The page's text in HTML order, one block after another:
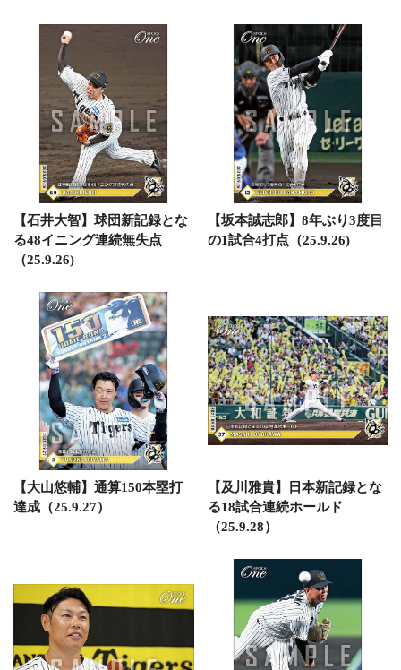
【石井大智】球団新記録とな
る48イニング連続無失点
（25.9.26)
【坂本誠志郎】8年ぶり3度目
の1試合4打点（25.9.26)
【大山悠輔】通算150本塁打
達成（25.9.27）
【及川雅貴】日本新記録とな
る18試合連続ホールド
（25.9.28）